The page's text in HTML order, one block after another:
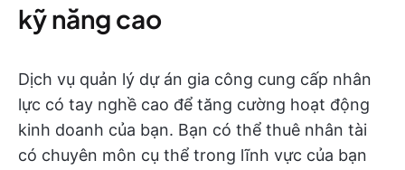
kỹ năng cao
Dịch vụ quản lý dự án gia công cung cấp nhân
lực có tay nghề cao để tăng cường hoạt động
kinh doanh của bạn. Bạn có thể thuê nhân tài
có chuyên môn cụ thể trong lĩnh vực của bạn